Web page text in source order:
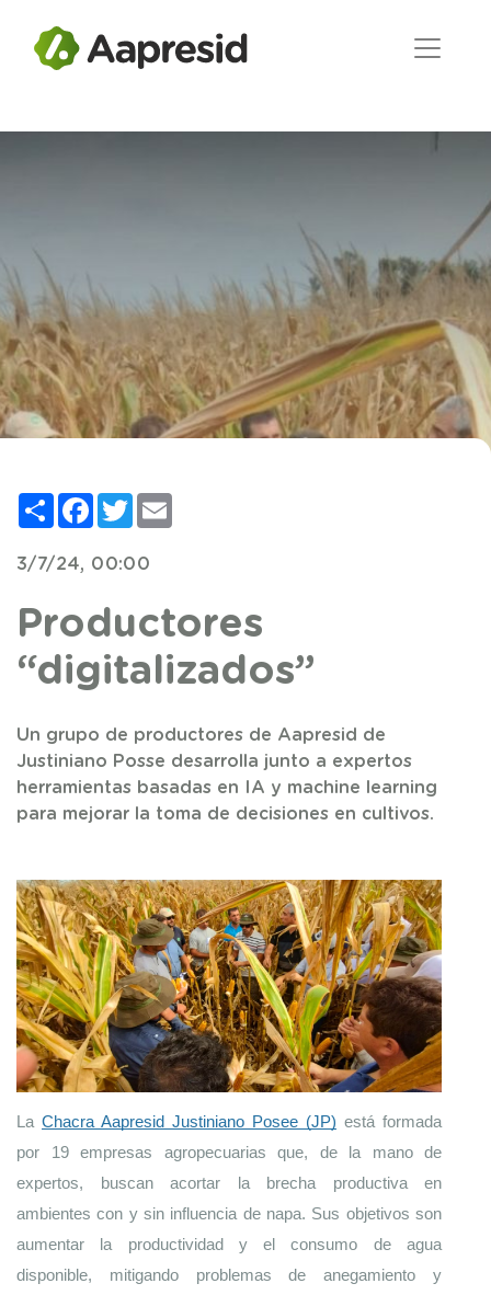
Compartir
Facebook
Twitter
3/7/24, 00:00
Productores
“digitalizados”
Un grupo de productores de Aapresid de
Justiniano Posse desarrolla junto a expertos
herramientas basadas en IA y machine learning
para mejorar la toma de decisiones en cultivos.
La Chacra Aapresid Justiniano Posee (JP) está formada
por 19 empresas agropecuarias que, de la mano de
expertos, buscan acortar la brecha productiva en
ambientes con y sin influencia de napa. Sus objetivos son
aumentar la productividad y el consumo de agua
disponible, mitigando problemas de anegamiento y